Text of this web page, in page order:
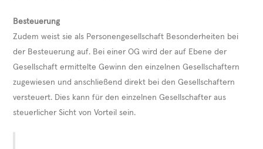
Besteuerung
Zudem weist sie als Personengesellschaft Besonderheiten bei
der Besteuerung auf. Bei einer OG wird der auf Ebene der
Gesellschaft ermittelte Gewinn den einzelnen Gesellschaftern
zugewiesen und anschließend direkt bei den Gesellschaftern
versteuert. Dies kann für den einzelnen Gesellschafter aus
steuerlicher Sicht von Vorteil sein.